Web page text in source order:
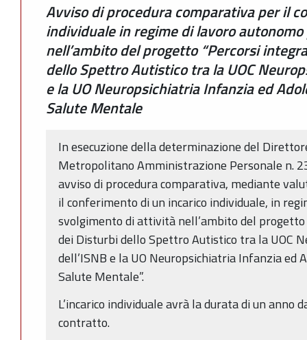
Avviso di procedura comparativa per il
individuale in regime di lavoro
nell’ambito del progetto “Percorsi
dello Spettro Autistico tra la UOC
e la UO Neuropsichiatria Infanzia ed
Salute Mentale
In esecuzione della determinazione del
Metropolitano Amministrazione Personale n.
avviso di procedura comparativa, mediante
il conferimento di un incarico individuale, in
svolgimento di attività nell’ambito del
dei Disturbi dello Spettro Autistico tra la UOC
dell’ISNB e la UO Neuropsichiatria Infanzia ed
Salute Mentale”.
L’incarico individuale avrà la durata di un anno
contratto.